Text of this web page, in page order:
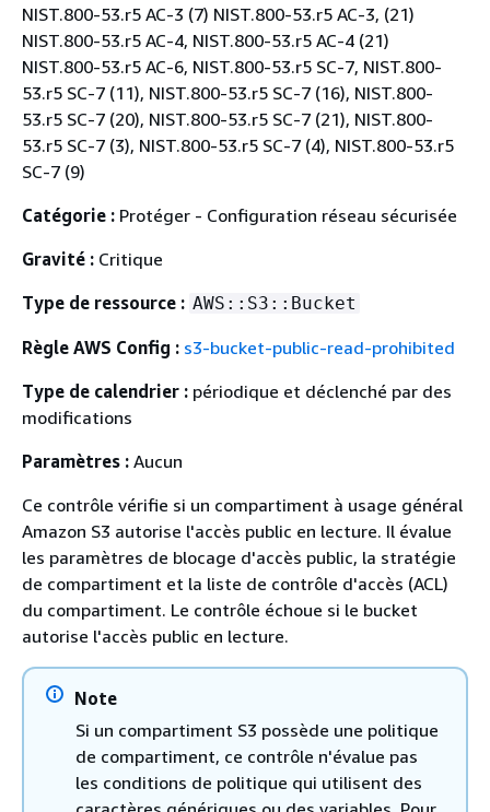
NIST.800-53.r5 AC-3 (7) NIST.800-53.r5 AC-3, (21)
NIST.800-53.r5 AC-4, NIST.800-53.r5 AC-4 (21)
NIST.800-53.r5 AC-6, NIST.800-53.r5 SC-7, NIST.800-
53.r5 SC-7 (11), NIST.800-53.r5 SC-7 (16), NIST.800-
53.r5 SC-7 (20), NIST.800-53.r5 SC-7 (21), NIST.800-
53.r5 SC-7 (3), NIST.800-53.r5 SC-7 (4), NIST.800-53.r5
SC-7 (9)
Catégorie : Protéger - Configuration réseau sécurisée
Gravité : Critique
Type de ressource : AWS::S3::Bucket
Règle AWS Config : s3-bucket-public-read-prohibited
Type de calendrier : périodique et déclenché par des
modifications
Paramètres : Aucun
Ce contrôle vérifie si un compartiment à usage général
Amazon S3 autorise l'accès public en lecture. Il évalue
les paramètres de blocage d'accès public, la stratégie
de compartiment et la liste de contrôle d'accès (ACL)
du compartiment. Le contrôle échoue si le bucket
autorise l'accès public en lecture.
Note
Si un compartiment S3 possède une politique
de compartiment, ce contrôle n'évalue pas
les conditions de politique qui utilisent des